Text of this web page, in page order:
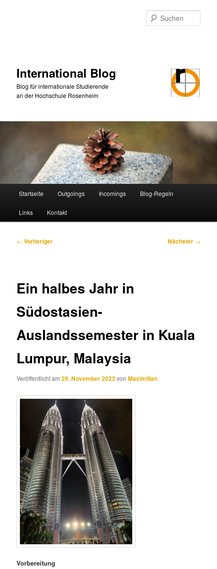
International Blog
Blog für internationale Studierende
an der Hochschule Rosenheim
Startseite Outgoings Incomings Blog-Regeln
Links Kontakt
Beitragsnavigation
← Vorheriger Nächster →
Ein halbes Jahr in
Südostasien-
Auslandssemester in Kuala
Lumpur, Malaysia
Veröffentlicht am29. November 2023vonMaximilian
Vorbereitung